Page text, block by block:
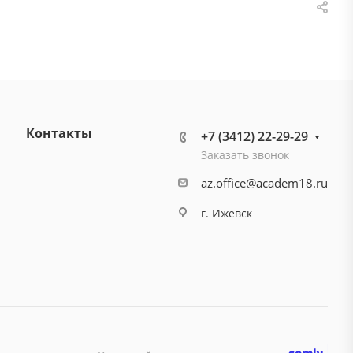
Контакты +7 (3412) 22-29-29
Заказать звонок
az.office@academ18.ru
г. Ижевск